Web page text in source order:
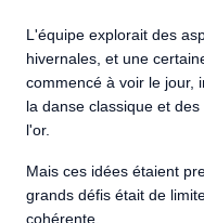
L'équipe explorait des
hivernales, et une
commencé à voir le jour,
la danse classique et
l'or.
Mais ces idées étaient
grands défis était de
cohérente.